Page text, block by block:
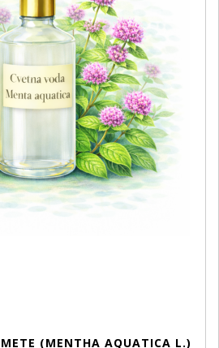
(MENTHA AQUATICA L.)